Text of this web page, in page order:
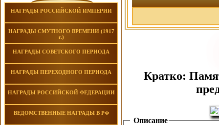
НАГРАДЫ РОССИЙСКОЙ ИМПЕРИИ
НАГРАДЫ СМУТНОГО ВРЕМЕНИ (1917
г.)
НАГРАДЫ СОВЕТСКОГО ПЕРИОДА
НАГРАДЫ ПЕРЕХОДНОГО ПЕРИОДА
НАГРАДЫ РОССИЙСКОЙ ФЕДЕРАЦИИ
ВЕДОМСТВЕННЫЕ НАГРАДЫ В РФ
Кратко:
Описание